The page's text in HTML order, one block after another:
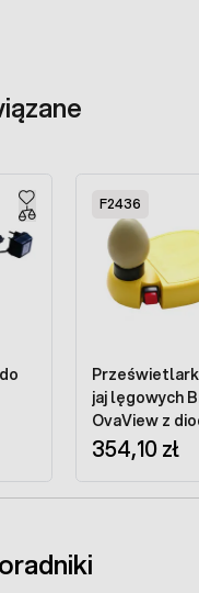
F2436
jaj lęgowych
OvaView z
354,10 zł